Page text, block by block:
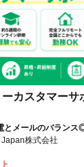
カスタマーサ
とメールのバラン
株式会社